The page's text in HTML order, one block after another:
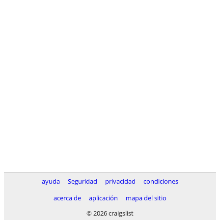
ayuda Seguridad privacidad
condiciones
acerca de
aplicación
mapa del sitio
© 2026 craigslist